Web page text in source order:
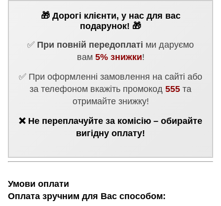
🎁 Дорогі клієнти, у нас для вас
подарунок! 🎁
✅ При повній передоплаті ми даруємо
вам 5% знижки!
✅ При оформленні замовлення на сайті або
за телефоном вкажіть промокод 555 та
отримайте знижку!
❌ Не переплачуйте за комісію – обирайте
вигідну оплату!
Умови оплати
Оплата зручним для Вас способом: